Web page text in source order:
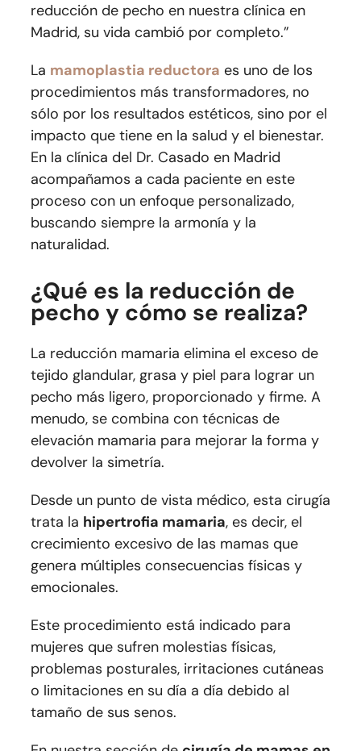
reducción de pecho en nuestra clínica en
Madrid, su vida cambió por completo.”
La mamoplastia reductora es uno de los
procedimientos más transformadores, no
sólo por los resultados estéticos, sino por el
impacto que tiene en la salud y el bienestar.
En la clínica del Dr. Casado en Madrid
acompañamos a cada paciente en este
proceso con un enfoque personalizado,
buscando siempre la armonía y la
naturalidad.
¿Qué es la reducción de
pecho y cómo se realiza?
La reducción mamaria elimina el exceso de
tejido glandular, grasa y piel para lograr un
pecho más ligero, proporcionado y firme. A
menudo, se combina con técnicas de
elevación mamaria para mejorar la forma y
devolver la simetría.
Desde un punto de vista médico, esta cirugía
trata la hipertrofia mamaria, es decir, el
crecimiento excesivo de las mamas que
genera múltiples consecuencias físicas y
emocionales.
Este procedimiento está indicado para
mujeres que sufren molestias físicas,
problemas posturales, irritaciones cutáneas
o limitaciones en su día a día debido al
tamaño de sus senos.